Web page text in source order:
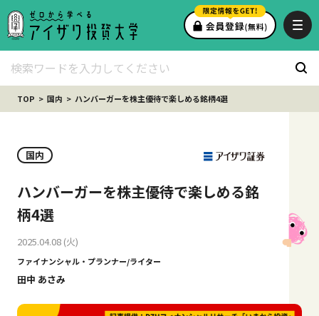
TOP 国内 ハンバーガーを株主優待で楽しめる銘柄4選
国内
ハンバーガーを株主優待で楽しめる銘
柄4選
2025.04.08 (火)
ファイナンシャル・プランナー/ライター
田中 あさみ